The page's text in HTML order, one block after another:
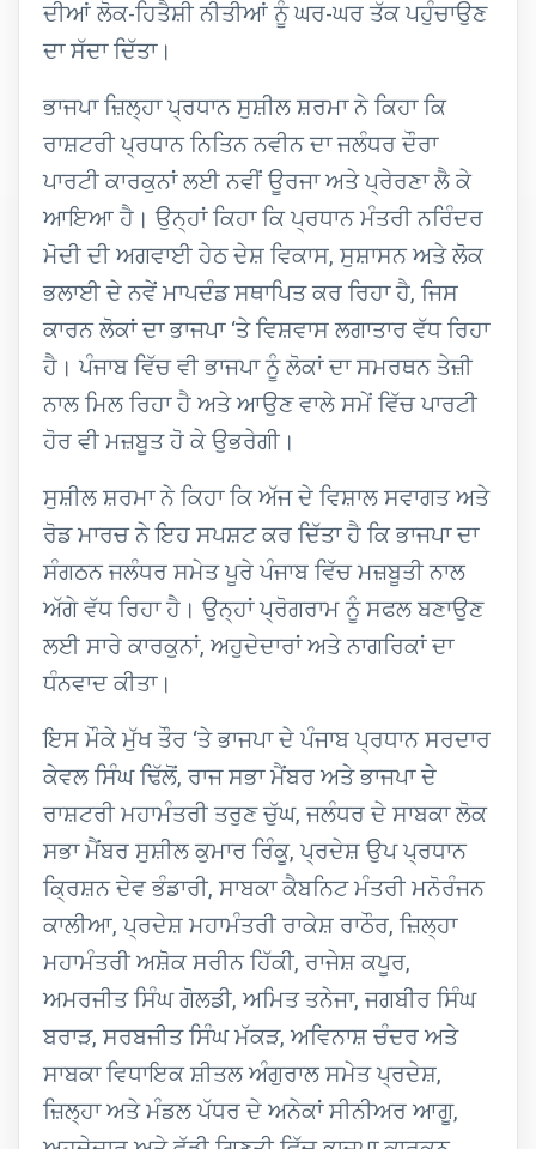
ਦੀਆਂ ਲੋਕ-ਹਿਤੈਸ਼ੀ ਨੀਤੀਆਂ ਨੂੰ ਘਰ-ਘਰ ਤੱਕ ਪਹੁੰਚਾਉਣ
ਦਾ ਸੱਦਾ ਦਿੱਤਾ।
ਭਾਜਪਾ ਜ਼ਿਲ੍ਹਾ ਪ੍ਰਧਾਨ ਸੁਸ਼ੀਲ ਸ਼ਰਮਾ ਨੇ ਕਿਹਾ ਕਿ
ਰਾਸ਼ਟਰੀ ਪ੍ਰਧਾਨ ਨਿਤਿਨ ਨਵੀਨ ਦਾ ਜਲੰਧਰ ਦੌਰਾ
ਪਾਰਟੀ ਕਾਰਕੁਨਾਂ ਲਈ ਨਵੀਂ ਊਰਜਾ ਅਤੇ ਪ੍ਰੇਰਣਾ ਲੈ ਕੇ
ਆਇਆ ਹੈ। ਉਨ੍ਹਾਂ ਕਿਹਾ ਕਿ ਪ੍ਰਧਾਨ ਮੰਤਰੀ ਨਰਿੰਦਰ
ਮੋਦੀ ਦੀ ਅਗਵਾਈ ਹੇਠ ਦੇਸ਼ ਵਿਕਾਸ, ਸੁਸ਼ਾਸਨ ਅਤੇ ਲੋਕ
ਭਲਾਈ ਦੇ ਨਵੇਂ ਮਾਪਦੰਡ ਸਥਾਪਿਤ ਕਰ ਰਿਹਾ ਹੈ, ਜਿਸ
ਕਾਰਨ ਲੋਕਾਂ ਦਾ ਭਾਜਪਾ ‘ਤੇ ਵਿਸ਼ਵਾਸ ਲਗਾਤਾਰ ਵੱਧ ਰਿਹਾ
ਹੈ। ਪੰਜਾਬ ਵਿੱਚ ਵੀ ਭਾਜਪਾ ਨੂੰ ਲੋਕਾਂ ਦਾ ਸਮਰਥਨ ਤੇਜ਼ੀ
ਨਾਲ ਮਿਲ ਰਿਹਾ ਹੈ ਅਤੇ ਆਉਣ ਵਾਲੇ ਸਮੇਂ ਵਿੱਚ ਪਾਰਟੀ
ਹੋਰ ਵੀ ਮਜ਼ਬੂਤ ਹੋ ਕੇ ਉਭਰੇਗੀ।
ਸੁਸ਼ੀਲ ਸ਼ਰਮਾ ਨੇ ਕਿਹਾ ਕਿ ਅੱਜ ਦੇ ਵਿਸ਼ਾਲ ਸਵਾਗਤ ਅਤੇ
ਰੋਡ ਮਾਰਚ ਨੇ ਇਹ ਸਪਸ਼ਟ ਕਰ ਦਿੱਤਾ ਹੈ ਕਿ ਭਾਜਪਾ ਦਾ
ਸੰਗਠਨ ਜਲੰਧਰ ਸਮੇਤ ਪੂਰੇ ਪੰਜਾਬ ਵਿੱਚ ਮਜ਼ਬੂਤੀ ਨਾਲ
ਅੱਗੇ ਵੱਧ ਰਿਹਾ ਹੈ। ਉਨ੍ਹਾਂ ਪ੍ਰੋਗਰਾਮ ਨੂੰ ਸਫਲ ਬਣਾਉਣ
ਲਈ ਸਾਰੇ ਕਾਰਕੁਨਾਂ, ਅਹੁਦੇਦਾਰਾਂ ਅਤੇ ਨਾਗਰਿਕਾਂ ਦਾ
ਧੰਨਵਾਦ ਕੀਤਾ।
ਇਸ ਮੌਕੇ ਮੁੱਖ ਤੌਰ ‘ਤੇ ਭਾਜਪਾ ਦੇ ਪੰਜਾਬ ਪ੍ਰਧਾਨ ਸਰਦਾਰ
ਕੇਵਲ ਸਿੰਘ ਢਿੱਲੋਂ, ਰਾਜ ਸਭਾ ਮੈਂਬਰ ਅਤੇ ਭਾਜਪਾ ਦੇ
ਰਾਸ਼ਟਰੀ ਮਹਾਮੰਤਰੀ ਤਰੁਣ ਚੁੱਘ, ਜਲੰਧਰ ਦੇ ਸਾਬਕਾ ਲੋਕ
ਸਭਾ ਮੈਂਬਰ ਸੁਸ਼ੀਲ ਕੁਮਾਰ ਰਿੰਕੂ, ਪ੍ਰਦੇਸ਼ ਉਪ ਪ੍ਰਧਾਨ
ਕ੍ਰਿਸ਼ਨ ਦੇਵ ਭੰਡਾਰੀ, ਸਾਬਕਾ ਕੈਬਨਿਟ ਮੰਤਰੀ ਮਨੋਰੰਜਨ
ਕਾਲੀਆ, ਪ੍ਰਦੇਸ਼ ਮਹਾਮੰਤਰੀ ਰਾਕੇਸ਼ ਰਾਠੌਰ, ਜ਼ਿਲ੍ਹਾ
ਮਹਾਮੰਤਰੀ ਅਸ਼ੋਕ ਸਰੀਨ ਹਿੱਕੀ, ਰਾਜੇਸ਼ ਕਪੂਰ,
ਅਮਰਜੀਤ ਸਿੰਘ ਗੋਲਡੀ, ਅਮਿਤ ਤਨੇਜਾ, ਜਗਬੀਰ ਸਿੰਘ
ਬਰਾੜ, ਸਰਬਜੀਤ ਸਿੰਘ ਮੱਕੜ, ਅਵਿਨਾਸ਼ ਚੰਦਰ ਅਤੇ
ਸਾਬਕਾ ਵਿਧਾਇਕ ਸ਼ੀਤਲ ਅੰਗੁਰਾਲ ਸਮੇਤ ਪ੍ਰਦੇਸ਼,
ਜ਼ਿਲ੍ਹਾ ਅਤੇ ਮੰਡਲ ਪੱਧਰ ਦੇ ਅਨੇਕਾਂ ਸੀਨੀਅਰ ਆਗੂ,